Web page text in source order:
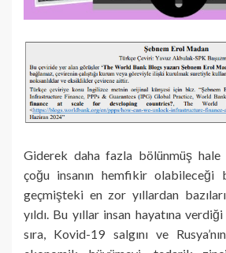
Giderek daha fazla bölünmüş
çoğu insanın hemfikir olabileceği
geçmişteki en zor yıllardan
yıldı. Bu yıllar insan hayatına
sıra, Kovid-19 salgını ve